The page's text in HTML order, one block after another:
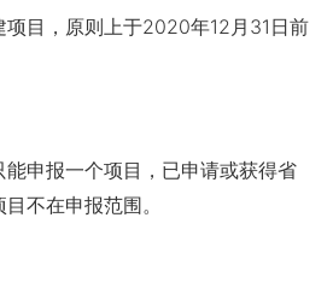
目，原则上于2020年12月31日前
申报一个项目，已申请或获得省
不在申报范围。